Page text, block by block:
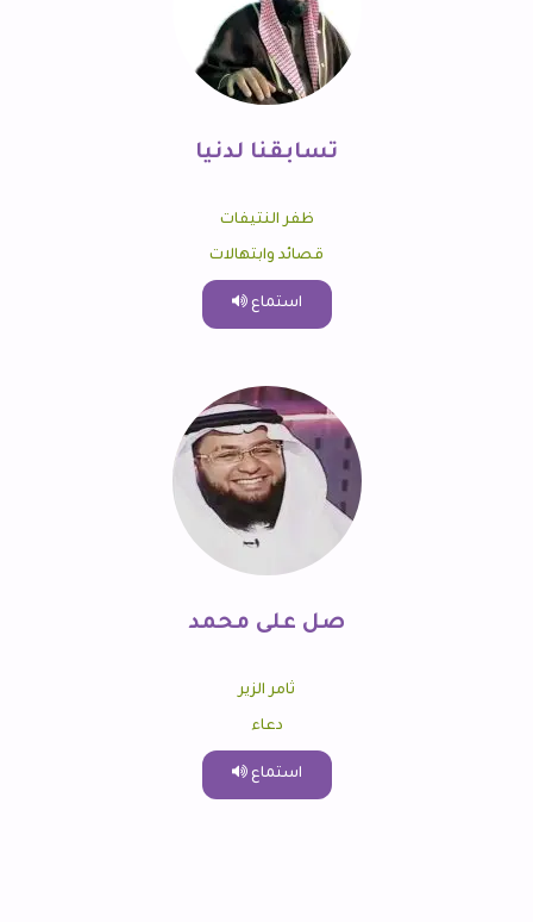
تسابقنا لدنيا
ظفر النتيفات
قصائد وابتهالات
استماع
صل على محمد
ثامر الزير
دعاء
استماع